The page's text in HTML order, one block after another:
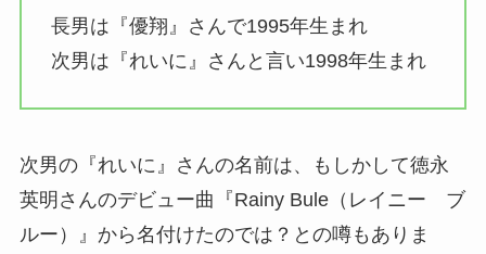
長男は『優翔』さんで1995年生まれ
次男は『れいに』さんと言い1998年生まれ
次男の『れいに』さんの名前は、もしかして徳永
英明さんのデビュー曲『Rainy Bule（レイニー ブ
ルー）』から名付けたのでは？との噂もありま